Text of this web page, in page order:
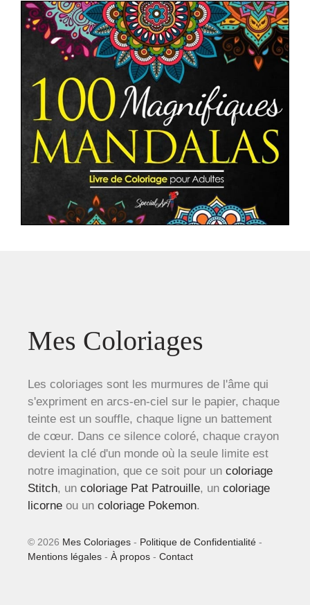
Mes Coloriages
Les coloriages sont les murmures de l'âme qui
s'expriment en arcs-en-ciel sur le papier, chaque
teinte est un souffle, chaque ligne un battement
de cœur. Dans ce silence coloré, chaque crayon
devient la clé d'un monde où la seule limite est
notre imagination, que ce soit pour un coloriage
Stitch, un coloriage Pat Patrouille, un coloriage
licorne ou un coloriage Pokemon.
© 2026 Mes Coloriages - Politique de Confidentialité -
Mentions légales - À propos - Contact